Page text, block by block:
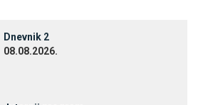
Dnevnik 2
08.08.2026.